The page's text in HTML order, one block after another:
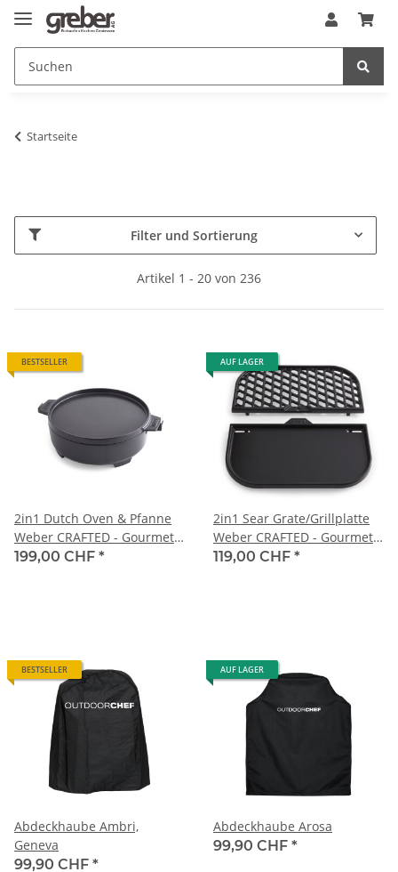
Startseite
Filter und Sortierung
Artikel 1 - 20 von 236
BESTSELLER
2in1 Dutch Oven & Pfanne
Weber CRAFTED - Gourmet
BBQ System
199,00 CHF *
AUF LAGER
2in1 Sear Grate/Grillplatte
Weber CRAFTED - Gourmet
BBQ System
119,00 CHF *
BESTSELLER
Abdeckhaube Ambri,
Geneva
99,90 CHF *
AUF LAGER
Abdeckhaube Arosa
99,90 CHF *